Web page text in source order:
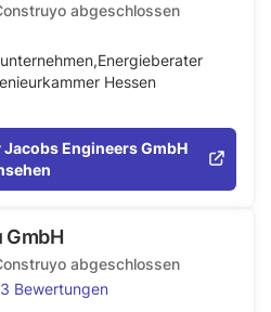
abgeschlossen
,Energieberater
Hessen
Engineers GmbH
GmbH
abgeschlossen
3 Bewertungen